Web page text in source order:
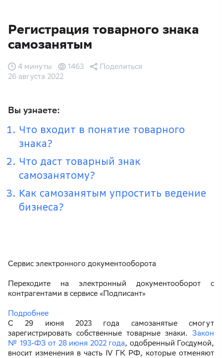
Регистрация товарного знака
самозанятым
26 августа 2022
4 минуты 1463 Поделиться
Вы узнаете:
Что входит в понятие товарного
знака?
Что даст товарный знак
самозанятому?
Как самозанятым упростить ведение
бизнеса?
Сервис электронного документооборота
Переходите на электронный документооборот с
контрагентами в сервисе «Подписант»
Подробнее
С 29 июня 2023 года самозанятые смогут
зарегистрировать собственные товарные знаки. Закон
№ 193-ФЗ от 28 июня 2022 года, одобренный Госдумой,
вносит изменения в часть IV ГК РФ, которые отменяют